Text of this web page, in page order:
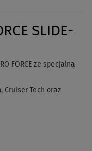
SLIDE-
FORCE ze specjalną
Cruiser Tech oraz